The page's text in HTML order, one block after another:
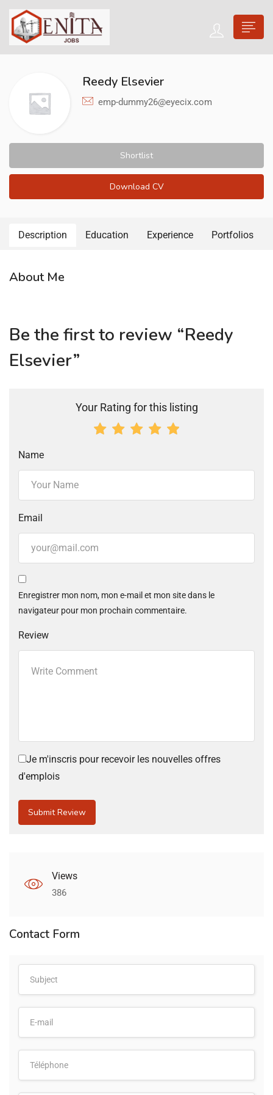
Reedy Elsevier
emp-dummy26@eyecix.com
Shortlist
Download CV
Description Education Experience Portfolios
About Me
Be the first to review “Reedy
Elsevier”
Your Rating for this listing
Name
Email
Enregistrer mon nom, mon e-mail et mon site dans le
navigateur pour mon prochain commentaire.
Review
Je m'inscris pour recevoir les nouvelles offres
d'emplois
Views
386
Contact Form